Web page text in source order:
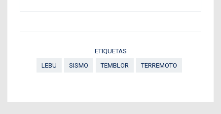
ETIQUETAS
LEBU
SISMO TEMBLOR TERREMOTO